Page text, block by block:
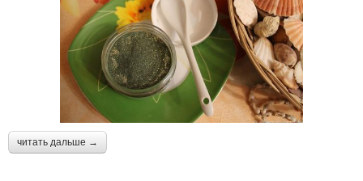
читать дальше →